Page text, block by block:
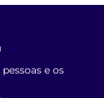
e os